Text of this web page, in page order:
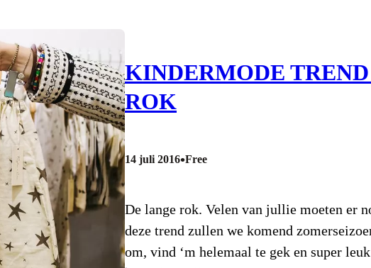
KINDERMODE
ROK
14 juli 2016•Free
De lange rok. Velen van jullie moeten er
deze trend zullen we komend
om, vind ‘m helemaal te gek en super